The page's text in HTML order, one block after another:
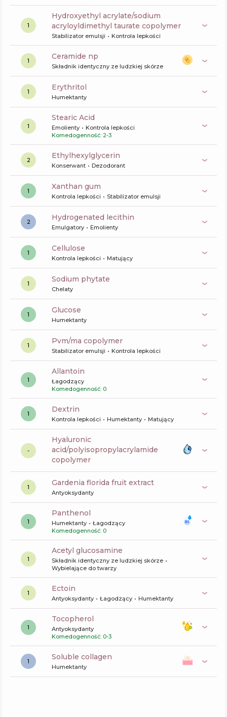
1
hydroxyethyl acrylate/sodium
acryloyldimethyl taurate copolymer
Stabilizator emulsji Kontrola lepkości
1 ceramide np
Składnik identyczny ze ludzkiej skórze
1 erythritol
Humektanty
1
Stearic Acid
Emolienty
Kontrola lepkości
Komedogenność: 2-3
2 ethylhexylglycerin
Konserwant Dezodorant
1 xanthan gum
Kontrola lepkości Stabilizator emulsji
2 hydrogenated lecithin
Emulgatory Emolienty
1 cellulose
Kontrola lepkości Matujący
1 sodium phytate
Chelaty
1 glucose
Humektanty
1 pvm/ma copolymer
Stabilizator emulsji Kontrola lepkości
1
allantoin
Łagodzący
Komedogenność: 0
1 dextrin
Kontrola lepkości Humektanty Matujący
-
hyaluronic
acid/polyisopropylacrylamide
copolymer
1 gardenia florida fruit extract
Antyoksydanty
1
panthenol
Humektanty
Łagodzący
Komedogenność: 0
1
acetyl glucosamine
Składnik identyczny ze ludzkiej skórze
Wybielające do twarzy
1 ectoin
Antyoksydanty Łagodzący Humektanty
1
tocopherol
Antyoksydanty
Komedogenność: 0-3
1 soluble collagen
Humektanty